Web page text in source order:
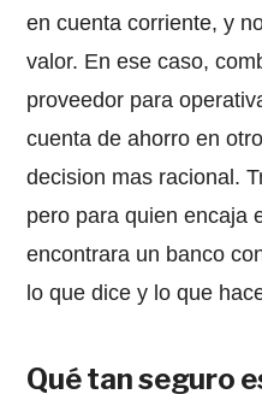
en cuenta corriente, y
valor. En ese caso,
proveedor para
cuenta de ahorro en
decision mas racional.
pero para quien encaja
encontrara un banco
lo que dice y lo que
Qué tan seguro